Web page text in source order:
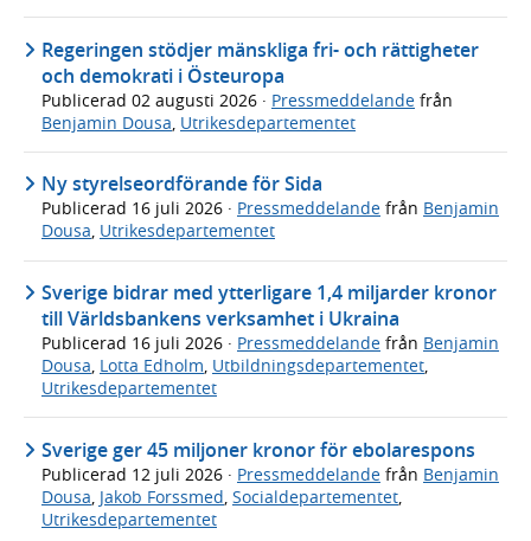
Regeringen stödjer mänskliga fri- och rättigheter
och demokrati i Östeuropa
Publicerad 02 augusti 2026 · Pressmeddelande från
Benjamin Dousa Utrikesdepartementet
Ny styrelseordförande för Sida
Publicerad 16 juli 2026 · Pressmeddelande från Benjamin
Dousa, Utrikesdepartementet
Sverige bidrar med ytterligare 1,4 miljarder kronor
till Världsbankens verksamhet i Ukraina
Publicerad 16 juli 2026 · Pressmeddelande från Benjamin
Dousa, Lotta Edholm, Utbildningsdepartementet,
Utrikesdepartementet
Sverige ger 45 miljoner kronor för ebolarespons
Publicerad 12 juli 2026 · Pressmeddelande från Benjamin
Dousa Jakob Forssmed Socialdepartementet
Utrikesdepartementet